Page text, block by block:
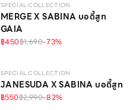
SPECIAL COLLECTION
MERGE X SABINA บอดี้สูท
GAIA
฿450฿1,690-73%
วัสดุรีไซเคิล
SPECIAL COLLECTION
JANESUDA X SABINA บอดี้สูท
฿550฿2,990-82%